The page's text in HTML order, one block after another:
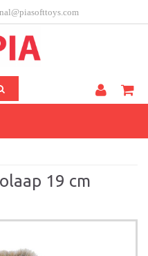
Klantenfeedback
NL
19 cm